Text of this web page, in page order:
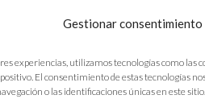
Gestionar consentimiento
experiencias, utilizamos tecnologías como las
El consentimiento de estas tecnologías
o las identificaciones únicas en este